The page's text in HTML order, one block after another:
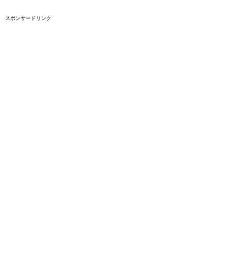
スポンサードリンク